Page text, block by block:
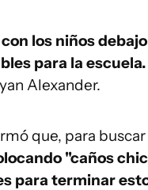
los niños
para la
Alexander.
que, para
"caños
para terminar